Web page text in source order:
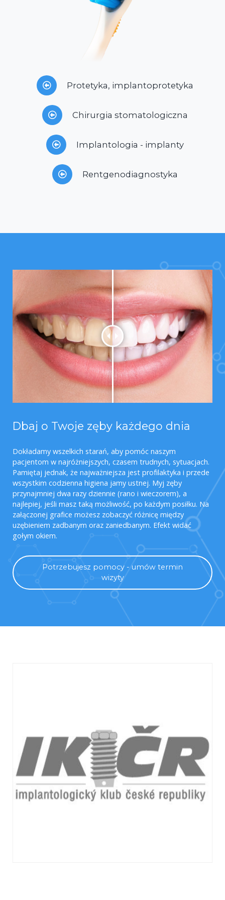
Protetyka, implantoprotetyka
Chirurgia stomatologiczna
Implantologia - implanty
Rentgenodiagnostyka
Dbaj o Twoje zęby każdego dnia
Dokładamy wszelkich starań, aby pomóc naszym
pacjentom w najróżniejszych, czasem trudnych, sytuacjach.
Pamiętaj jednak, że najważniejsza jest profilaktyka i przede
wszystkim codzienna higiena jamy ustnej. Myj zęby
przynajmniej dwa razy dziennie (rano i wieczorem), a
najlepiej, jeśli masz taką możliwość, po każdym posiłku. Na
załączonej grafice możesz zobaczyć różnicę między
uzębieniem zadbanym oraz zaniedbanym. Efekt widać
gołym okiem.
Potrzebujesz pomocy - umów termin
wizyty